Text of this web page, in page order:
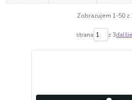
Zobrazujem 1-50 z
strana z 3ďalšie